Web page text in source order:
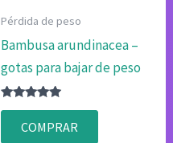
Pérdida de peso
Bambusa arundinacea –
gotas para bajar de peso
Valorado
4.75COMPRAR